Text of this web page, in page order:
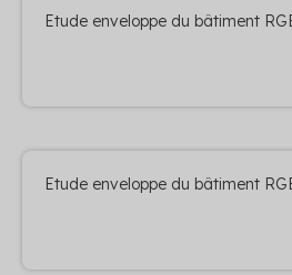
Etude enveloppe du bâtiment
Etude enveloppe du bâtiment